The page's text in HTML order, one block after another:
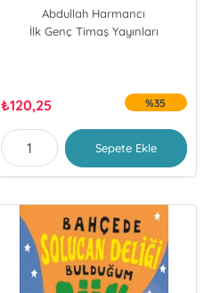
Abdullah Harmancı
İlk Genç Timaş Yayınları
₺120,25 %35
Sepete Ekle